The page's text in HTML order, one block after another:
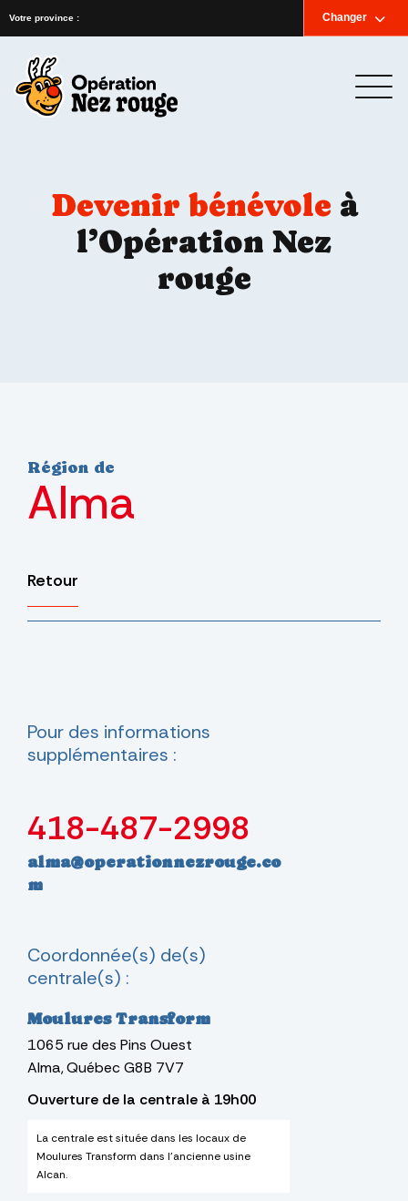
Votre province : Changer
Nous joindre English
Devenir bénévole à
l’Opération Nez
rouge
Région de
Alma
Retour
Pour des informations
supplémentaires :
418-487-2998
alma@operationnezrouge.co
m
Coordonnée(s) de(s)
centrale(s) :
Moulures Transform
1065 rue des Pins Ouest
AlmaQuébecG8B 7V7
Ouverture de la centrale à 19h00
La centrale est située dans les locaux de
Moulures Transform dans l'ancienne usine
Alcan.